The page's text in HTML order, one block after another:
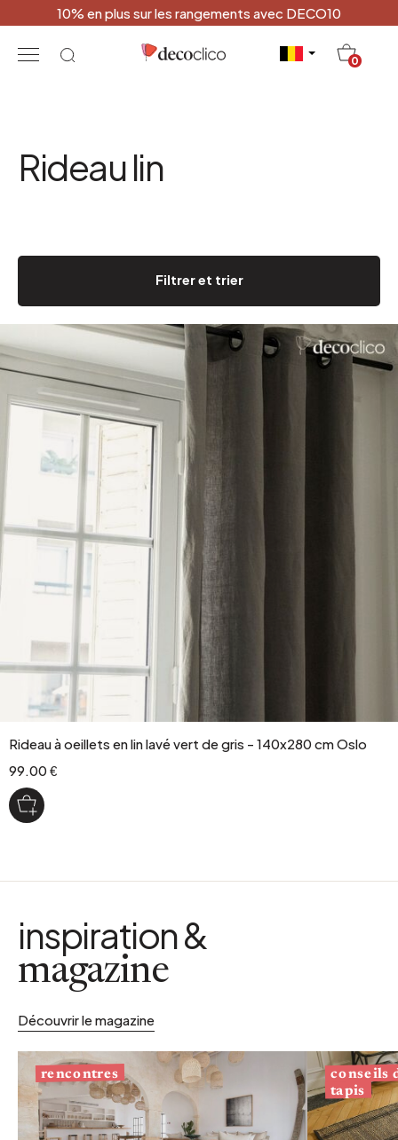
10% en plus sur les rangements avec DECO10
0
Rideau lin
Filtrer et trier
Rideau à oeillets en lin lavé vert de gris - 140x280 cm Oslo
99.00 €
inspiration &
magazine
Découvrir le magazine
rencontres conseils
tapis